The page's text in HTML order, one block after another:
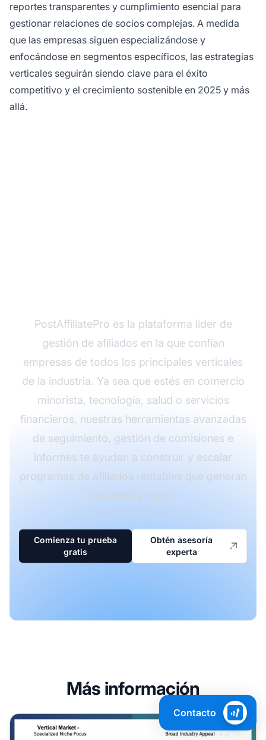
reportes transparentes y cumplimiento esencial para
gestionar relaciones de socios complejas. A medida
que las empresas siguen especializándose y
enfocándose en segmentos específicos, las estrategias
verticales seguirán siendo clave para el éxito
competitivo y el crecimiento sostenible en 2025 y más
allá.
PostAffiliatePro es la plataforma líder de
gestión de afiliados en la que confían
empresas de todos los principales verticales
de la industria. Ya sea que estés en comercio
minorista, tecnología, salud o servicios
financieros, nuestras herramientas avanzadas
de seguimiento, gestión de comisiones e
informes te ayudan a construir y escalar
programas de afiliados rentables que generan
resultados reales.
Comienza tu prueba
gratis
Obtén asesoría
experta
Más información
¿Qué significa verticales en los negocios y el marketing?
Contacto